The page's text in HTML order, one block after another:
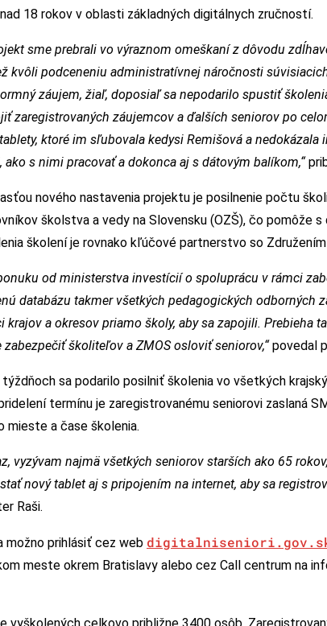
18 rokov v oblasti základných digitálnych zručností.
sme prebrali vo výraznom omeškaní z dôvodu
kvôli podceneniu administratívnej náročnosti
záujem, žiaľ, doposiaľ sa nepodarilo spustiť
zaregistrovaných záujemcov a ďalších seniorov po
ktoré im sľubovala kedysi Remišová a
ako s nimi pracovať a dokonca aj s dátovým balíkom,“
nového nastavenia projektu je posilnenie počtu
školstva a vedy na Slovensku (OZŠ), čo pomôže
školení je rovnako kľúčové partnerstvo so
od ministerstva investícií o spoluprácu v rámci
databázu takmer všetkých pedagogických odborných
krajov a okresov priamo školy, aby sa zapojili. Prebieha
zabezpečiť školiteľov a ZMOS osloviť seniorov,“povedal
sa podarilo posilniť školenia vo všetkých
termínu je zaregistrovanému seniorovi zaslaná
mieste a čase školenia.
vyzývam najmä všetkých seniorov starších ako 65
nový tablet aj s pripojením na internet, aby sa
Raši.
možno prihlásiť cez web
meste okrem Bratislavy alebo cez Call centrum na
vyškolených celkovo približne 3400 osôb.